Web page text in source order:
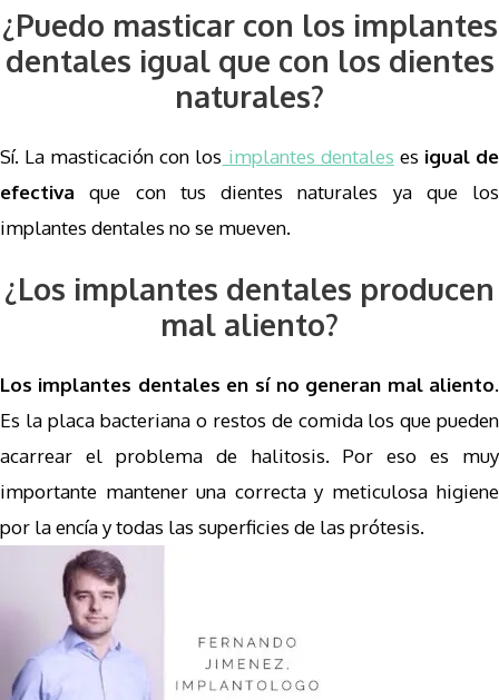
¿Puedo masticar con los implantes
dentales igual que con los dientes
naturales?
Sí. La masticación con los implantes dentales es igual de
efectiva que con tus dientes naturales ya que los
implantes dentales no se mueven.
¿Los implantes dentales producen
mal aliento?
Los implantes dentales en sí no generan mal aliento.
Es la placa bacteriana o restos de comida los que pueden
acarrear el problema de halitosis. Por eso es muy
importante mantener una correcta y meticulosa higiene
por la encía y todas las superficies de las prótesis.